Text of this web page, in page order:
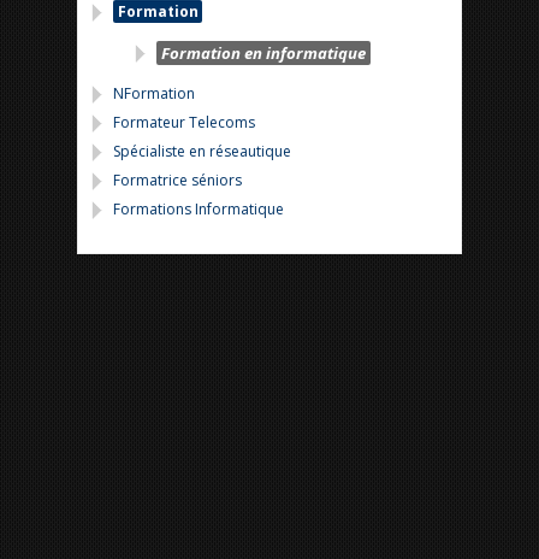
Formation
Formation en informatique
NFormation
Formateur Telecoms
Spécialiste en réseautique
Formatrice séniors
Formations Informatique